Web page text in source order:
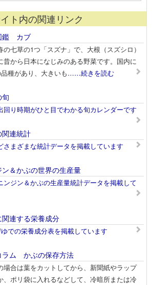
ト内の関連リンク
鑑 カブ
の七草の1つ「スズナ」で、大根（スズシロ）
昔から日本になじみのある野菜です。国内に
種があり、大きいも……続きを読む
回り時期がひと目でわかる旬カレンダーです
連統計
さまざまな統計データを掲載しています
ン＆かぶの世界の生産量
ンジン＆かぶの生産量統計データを掲載して
連する栄養成分
での栄養成分表を掲載しています
ラム かぶの保存方法
場合は葉をカットしてから、新聞紙やラップ
、ポリ袋に入れるなどして、冷暗所または冷